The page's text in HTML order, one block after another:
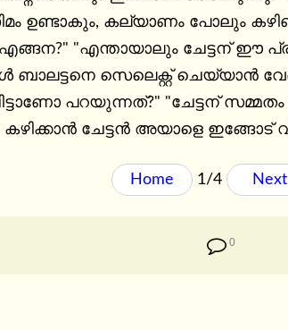
ഉണ്ടാകും, കല്യാണം പോലും
എങ്ങന?" "എന്തായാലും ചേട്ടന് ഈ
സെലെക്റ്റ് ചെയ്യാൻ
പറയുന്നത്?" "ചേട്ടന്
ചേട്ടൻ അയാളെ ഇങ്ങോട്
Home 1/4 Next
0